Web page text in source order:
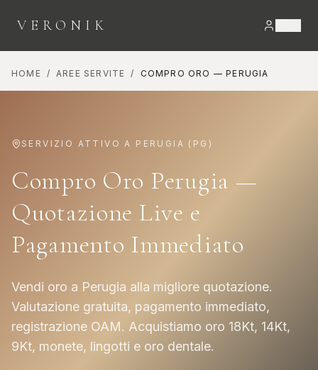
VERONIK
HOME / AREE SERVITE / COMPRO ORO —PERUGIA
SERVIZIO ATTIVO A PERUGIA ( PG )
Compro Oro Perugia —
Quotazione Live e
Pagamento Immediato
Vendi oro a Perugia alla migliore quotazione.
Valutazione gratuita, pagamento immediato,
registrazione OAM. Acquistiamo oro 18Kt, 14Kt,
9Kt, monete, lingotti e oro dentale.